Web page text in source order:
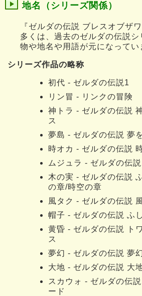
地名（シリーズ関係）
『ゼルダの伝説 ブレスオブザ
多くは、過去のゼルダの伝説シ
物や地名や用語が元になってい
シリーズ作品の略称
初代 - ゼルダの伝説1
リン冒 - リンクの冒険
神トラ - ゼルダの伝説
ス
夢島 - ゼルダの伝説 夢
時オカ - ゼルダの伝説
ムジュラ - ゼルダの伝
木の実 - ゼルダの伝説
の章/時空の章
風タク - ゼルダの伝説
帽子 - ゼルダの伝説 ふ
黄昏 - ゼルダの伝説 ト
ス
夢幻 - ゼルダの伝説 夢
大地 - ゼルダの伝説 大
スカウォ - ゼルダの伝
ード